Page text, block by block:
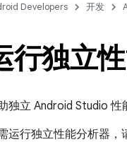
Developers 开发
行独立
独立 Android Studio 性
运行独立性能分析器，